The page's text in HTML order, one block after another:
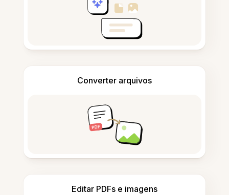
Converter arquivos
Editar PDFs e imagens